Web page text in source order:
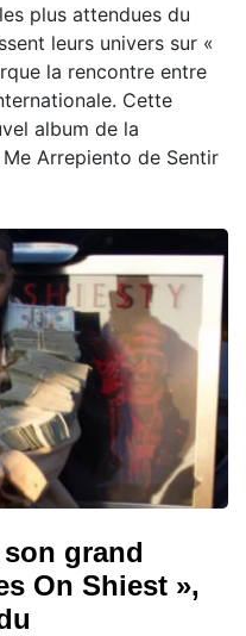
plus attendues du
leurs univers sur «
la rencontre entre
Cette
album de la
Arrepiento de Sentir
grand
On Shiest »,